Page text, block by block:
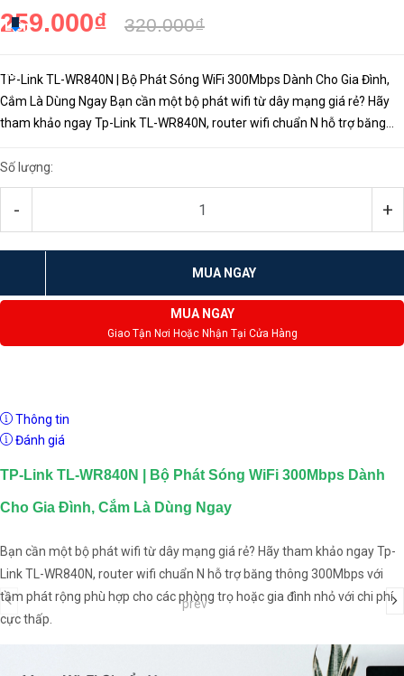
Liên
hệ
prev
259.000₫ 320.000₫
TP-Link TL-WR840N | Bộ Phát Sóng WiFi 300Mbps Dành Cho Gia Đình,
Cắm Là Dùng Ngay Bạn cần một bộ phát wifi từ dây mạng giá rẻ? Hãy
tham khảo ngay Tp-Link TL-WR840N, router wifi chuẩn N hỗ trợ băng
Số lượng:
- +
MUA NGAY
MUA NGAY
Giao Tận Nơi Hoặc Nhận Tại Cửa Hàng
Thông tin
Đánh giá
TP-Link TL-WR840N | Bộ Phát Sóng WiFi 300Mbps Dành
Cho Gia Đình, Cắm Là Dùng Ngay
Bạn cần một bộ phát wifi từ dây mạng giá rẻ? Hãy tham khảo ngay Tp-
Link TL-WR840N, router wifi chuẩn N hỗ trợ băng thông 300Mbps với
tầm phát rộng phù hợp cho các phòng trọ hoặc gia đình nhỏ với chi phí
cực thấp.